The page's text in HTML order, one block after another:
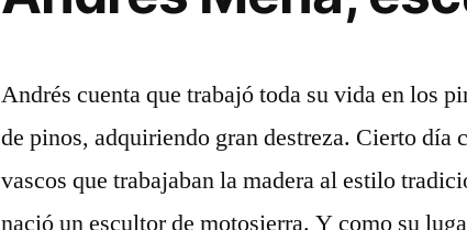
Andrés cuenta que trabajó toda su vida en los
de pinos, adquiriendo gran destreza. Cierto día
vascos que trabajaban la madera al estilo
nació un escultor de motosierra. Y como su